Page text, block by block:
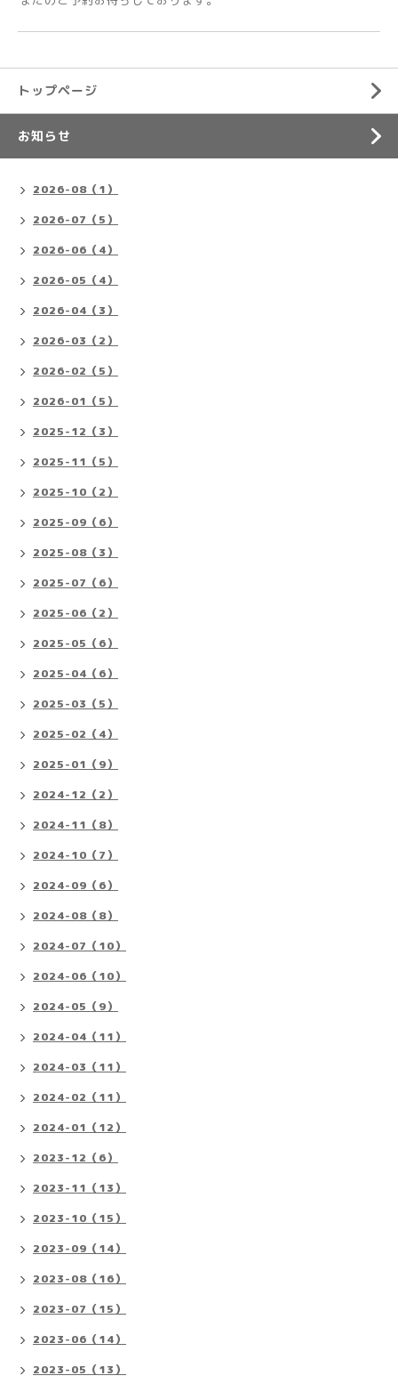
トップページ
お知らせ
2026-08（1）
2026-07（5）
2026-06（4）
2026-05（4）
2026-04（3）
2026-03（2）
2026-02（5）
2026-01（5）
2025-12（3）
2025-11（5）
2025-10（2）
2025-09（6）
2025-08（3）
2025-07（6）
2025-06（2）
2025-05（6）
2025-04（6）
2025-03（5）
2025-02（4）
2025-01（9）
2024-12（2）
2024-11（8）
2024-10（7）
2024-09（6）
2024-08（8）
2024-07（10）
2024-06（10）
2024-05（9）
2024-04（11）
2024-03（11）
2024-02（11）
2024-01（12）
2023-12（6）
2023-11（13）
2023-10（15）
2023-09（14）
2023-08（16）
2023-07（15）
2023-06（14）
2023-05（13）